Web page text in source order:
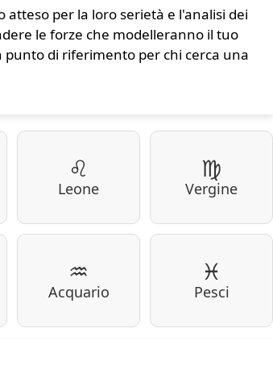
per la loro serietà e l'analisi dei
le forze che modelleranno il tuo
di riferimento per chi cerca una
♌
Leone
♍
Vergine
♒
Acquario
♓
Pesci